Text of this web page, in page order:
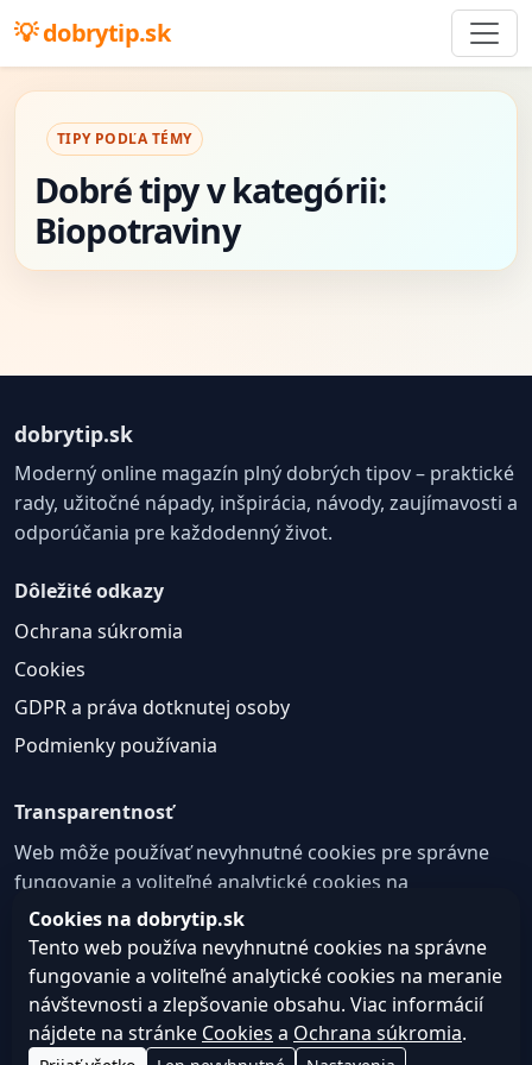
dobrytip.sk
TIPY PODĽA TÉMY
Dobré tipy v kategórii:
Biopotraviny
dobrytip.sk
Moderný online magazín plný dobrých tipov – praktické
rady, užitočné nápady, inšpirácia, návody, zaujímavosti a
odporúčania pre každodenný život.
Dôležité odkazy
Ochrana súkromia
Cookies
GDPR a práva dotknutej osoby
Podmienky používania
Transparentnosť
Web môže používať nevyhnutné cookies pre správne
fungovanie a voliteľné analytické cookies na
zlepšovanie obsahu a používateľskej skúsenosti.
Nastavenie cookies
© 2026 dobrytip.sk
Cookies na dobrytip.sk
Tento web používa nevyhnutné cookies na správne
fungovanie a voliteľné analytické cookies na meranie
návštevnosti a zlepšovanie obsahu. Viac informácií
nájdete na stránke Cookies a Ochrana súkromia.